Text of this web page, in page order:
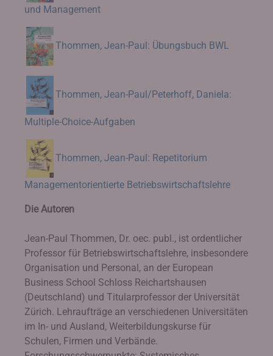
und Management
Thommen, Jean-Paul: Übungsbuch BWL
Thommen, Jean-Paul/Peterhoff, Daniela:
Multiple-Choice-Aufgaben
Thommen, Jean-Paul: Repetitorium
Managementorientierte Betriebswirtschaftslehre
Die Autoren
Jean-Paul Thommen, Dr. oec. publ., ist ordentlicher
Professor für Betriebswirtschaftslehre, insbesondere
Organisation und Personal, an der European
Business School Schloss Reichartshausen
(Deutschland) und Titularprofessor der Universität
Zürich. Lehraufträge an verschiedenen Universitäten
im In- und Ausland, Weiterbildungskurse für
Schulen, Firmen und Verbände.